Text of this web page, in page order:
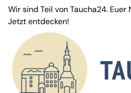
Wir sind Teil von Taucha24.
Jetzt entdecken!